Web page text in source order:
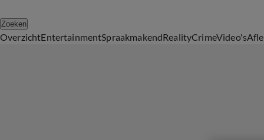
Zoeken
OverzichtEntertainmentSpraakmakendRealityCrimeVideo's